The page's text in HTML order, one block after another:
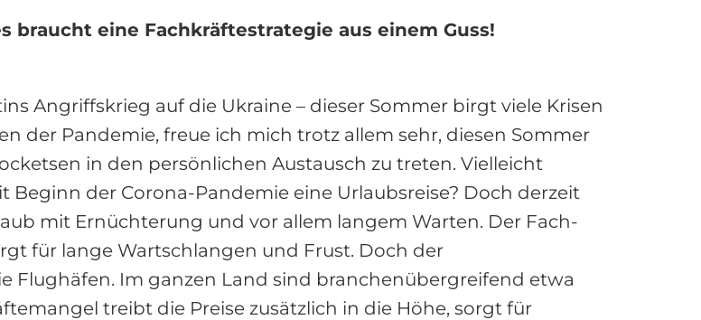
braucht eine Fachkräftestrategie aus einem Guss!
Angriffskrieg auf die Ukraine – dieser Sommer birgt viele Krisen
der Pandemie, freue ich mich trotz allem sehr, diesen Sommer
in den persönlichen Austausch zu treten. Vielleicht
Beginn der Corona-Pandemie eine Urlaubsreise? Doch derzeit
mit Ernüchterung und vor allem langem Warten. Der Fach-
für lange Wartschlangen und Frust. Doch der
Flughäfen. Im ganzen Land sind branchenübergreifend etwa
treibt die Preise zusätzlich in die Höhe, sorgt für